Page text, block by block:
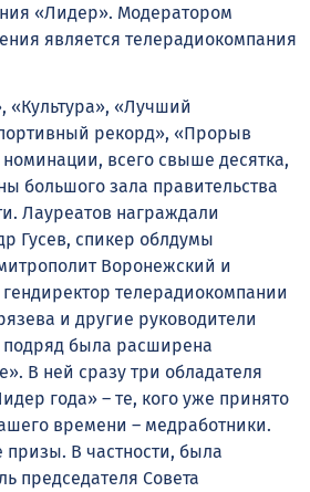
«Лидер». Модератором
является телерадиокомпания
«Культура», «Лучший
рекорд», «Прорыв
номинации, всего свыше десятка,
большого зала правительства
Лауреатов награждали
Гусев, спикер облдумы
Воронежский и
телерадиокомпании
и другие руководители
подряд была расширена
В ней сразу три обладателя
года» – те, кого уже принято
времени – медработники.
В частности, была
председателя Совета